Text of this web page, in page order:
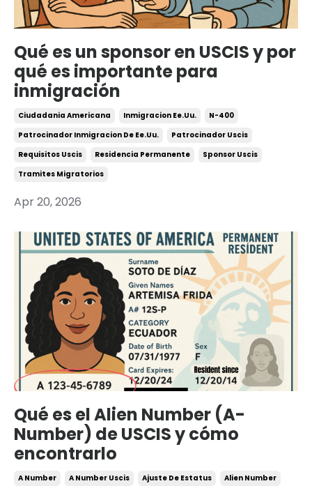
Qué es un sponsor en USCIS y por
qué es importante para
inmigración
Ciudadania Americana Inmigracion Ee.uu.
N-400
Patrocinador Inmigracion De Ee.uu.
Patrocinador Uscis
Requisitos Uscis
Residencia Permanente
Sponsor Uscis
Tramites Migratorios
Apr 20, 2026
Qué es el Alien Number (A-
Number) de USCIS y cómo
encontrarlo
A Number A Number Uscis Ajuste De Estatus Alien Number